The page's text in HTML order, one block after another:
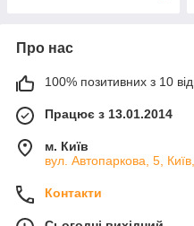
Про нас
100% позитивних з 10
Працює з 13.01.2014
м. Київ
вул. Автопаркова, 5,
Контакти